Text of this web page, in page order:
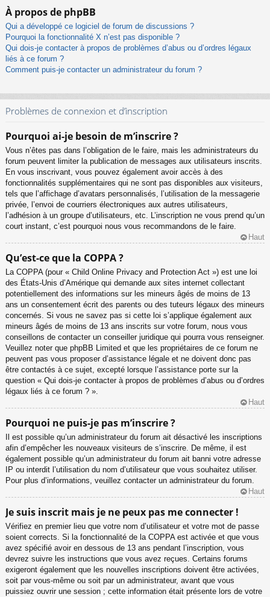
À propos de phpBB
Qui a développé ce logiciel de forum de discussions ?
Pourquoi la fonctionnalité X n’est pas disponible ?
Qui dois-je contacter à propos de problèmes d’abus ou d’ordres légaux
liés à ce forum ?
Comment puis-je contacter un administrateur du forum ?
Problèmes de connexion et d’inscription
Pourquoi ai-je besoin de m’inscrire ?
Vous n’êtes pas dans l’obligation de le faire, mais les administrateurs du
forum peuvent limiter la publication de messages aux utilisateurs inscrits.
En vous inscrivant, vous pouvez également avoir accès à des
fonctionnalités supplémentaires qui ne sont pas disponibles aux visiteurs,
tels que l’affichage d’avatars personnalisés, l’utilisation de la messagerie
privée, l’envoi de courriers électroniques aux autres utilisateurs,
l’adhésion à un groupe d’utilisateurs, etc. L’inscription ne vous prend qu’un
court instant, c’est pourquoi nous vous recommandons de le faire.
Haut
Qu’est-ce que la COPPA ?
La COPPA (pour « Child Online Privacy and Protection Act ») est une loi
des États-Unis d’Amérique qui demande aux sites internet collectant
potentiellement des informations sur les mineurs âgés de moins de 13
ans un consentement écrit des parents ou des tuteurs légaux des mineurs
concernés. Si vous ne savez pas si cette loi s’applique également aux
mineurs âgés de moins de 13 ans inscrits sur votre forum, nous vous
conseillons de contacter un conseiller juridique qui pourra vous renseigner.
Veuillez noter que phpBB Limited et que les propriétaires de ce forum ne
peuvent pas vous proposer d’assistance légale et ne doivent donc pas
être contactés à ce sujet, excepté lorsque l’assistance porte sur la
question « Qui dois-je contacter à propos de problèmes d’abus ou d’ordres
légaux liés à ce forum ? ».
Haut
Pourquoi ne puis-je pas m’inscrire ?
Il est possible qu’un administrateur du forum ait désactivé les inscriptions
afin d’empêcher les nouveaux visiteurs de s’inscrire. De même, il est
également possible qu’un administrateur du forum ait banni votre adresse
IP ou interdit l’utilisation du nom d’utilisateur que vous souhaitez utiliser.
Pour plus d’informations, veuillez contacter un administrateur du forum.
Haut
Je suis inscrit mais je ne peux pas me connecter !
Vérifiez en premier lieu que votre nom d’utilisateur et votre mot de passe
soient corrects. Si la fonctionnalité de la COPPA est activée et que vous
avez spécifié avoir en dessous de 13 ans pendant l’inscription, vous
devrez suivre les instructions que vous avez reçues. Certains forums
exigeront également que les nouvelles inscriptions doivent être activées,
soit par vous-même ou soit par un administrateur, avant que vous
puissiez ouvrir une session ; cette information était présente lors de votre